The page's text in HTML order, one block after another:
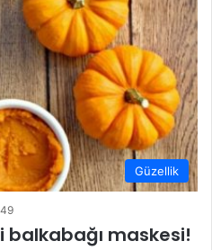
Güzellik
49
balkabağı maskesi!